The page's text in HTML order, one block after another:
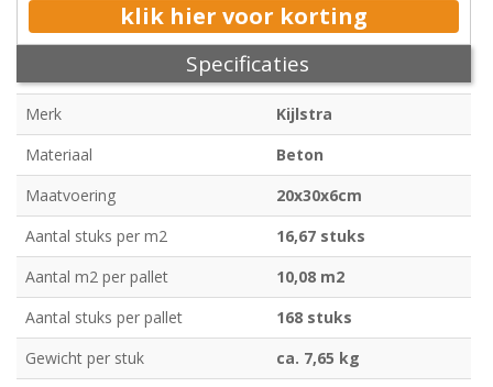
klik hier voor korting
Specificaties
Merk
Kijlstra
Materiaal
Beton
Maatvoering
20x30x6cm
Aantal stuks per m2
16,67 stuks
Aantal m2 per pallet
10,08 m2
Aantal stuks per pallet
168 stuks
Gewicht per stuk
ca. 7,65 kg